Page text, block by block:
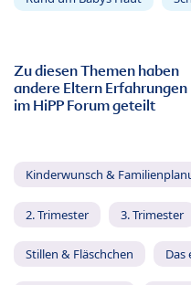
Zu diesen Themen haben
andere Eltern Erfahrungen
im HiPP Forum geteilt
Kinderwunsch &
2. Trimester 3. Trimester
Stillen & Fläschchen Das